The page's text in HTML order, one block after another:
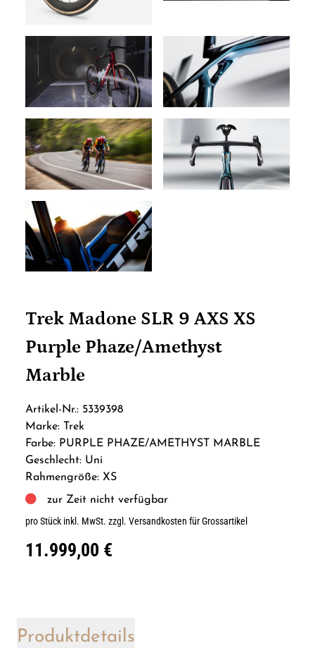
Trek Madone SLR 9 AXS XS
Purple Phaze/Amethyst
Marble
Artikel-Nr.: 5339398
Marke: Trek
Farbe: PURPLE PHAZE/AMETHYST MARBLE
Geschlecht: Uni
Rahmengröße: XS
zur Zeit nicht verfügbar
pro Stück inkl. MwSt. zzgl. Versandkosten für Grossartikel
11.999,00 €
Produktdetails